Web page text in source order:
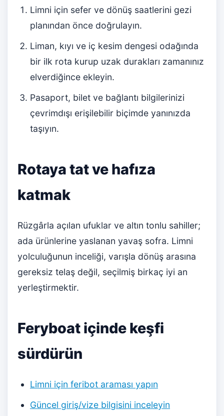
Limni için sefer ve dönüş saatlerini gezi
planından önce doğrulayın.
Liman, kıyı ve iç kesim dengesi odağında
bir ilk rota kurup uzak durakları zamanınız
elverdiğince ekleyin.
Pasaport, bilet ve bağlantı bilgilerinizi
çevrimdışı erişilebilir biçimde yanınızda
taşıyın.
Rotaya tat ve hafıza
katmak
Rüzgârla açılan ufuklar ve altın tonlu sahiller;
ada ürünlerine yaslanan yavaş sofra. Limni
yolculuğunun inceliği, varışla dönüş arasına
gereksiz telaş değil, seçilmiş birkaç iyi an
yerleştirmektir.
Feryboat içinde keşfi
sürdürün
Limni için feribot araması yapın
Güncel giriş/vize bilgisini inceleyin